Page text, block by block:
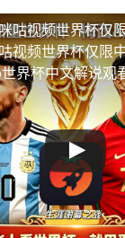
咕视频世界杯仅
视频世界杯仅限
界杯中文解说观